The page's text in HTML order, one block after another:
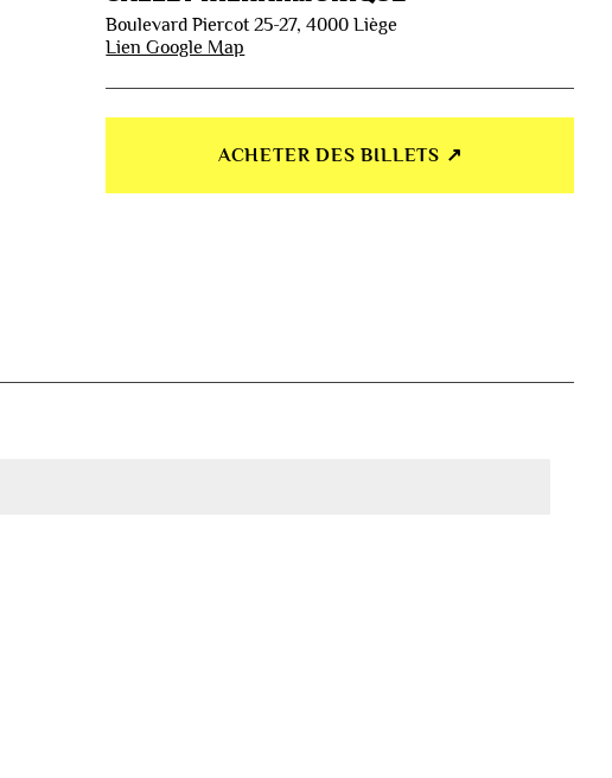
Boulevard Piercot 25-27, 4000 Liège
Lien Google Map
ACHETER DES BILLETS ↗︎